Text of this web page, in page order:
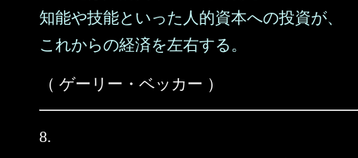
知能や技能といった人的資本への投資が、
これからの経済を左右する。
（ ゲーリー・ベッカー ）
8.